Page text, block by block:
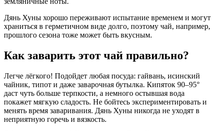
Дянь Хуны хорошо переживают испытание временем и могут
храниться в герметичном виде долго, поэтому чай, например,
прошлого сезона тоже может быть вкусным.
Как заварить этот чай правильно?
Легче лёгкого! Подойдет любая посуда: гайвань, исинский
чайник, типот и даже заварочная бутылка. Кипяток 90–95°
даст чуть больше терпкости, а немного остывшая вода
покажет мягкую сладость. Не бойтесь экспериментировать и
менять время заваривания. Дянь Хуны никогда не уходят в
неприятную горечь и вязкость.